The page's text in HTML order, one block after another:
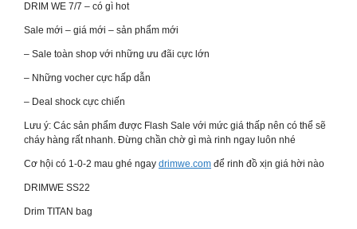
DRIM WE 7/7 – có gì hot
Sale mới – giá mới – sản phẩm mới
– Sale toàn shop với những ưu đãi cực lớn
– Những vocher cực hấp dẫn
– Deal shock cực chiến
Lưu ý: Các sản phẩm được Flash Sale với mức giá thấp nên có thể sẽ
cháy hàng rất nhanh. Đừng chần chờ gì mà rinh ngay luôn nhé
Cơ hội có 1-0-2 mau ghé ngay drimwe.com để rinh đồ xịn giá hời nào
DRIMWE SS22
Drim TITAN bag